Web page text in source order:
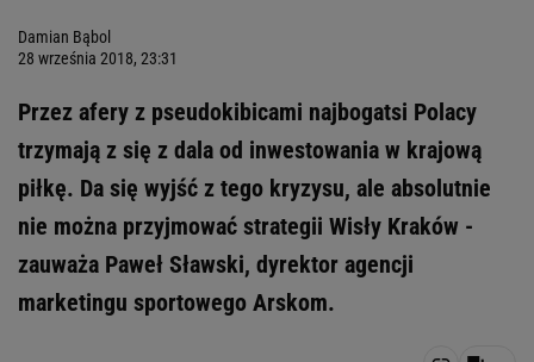
Damian Bąbol
28 września 2018, 23:31
Przez afery z pseudokibicami najbogatsi Polacy
trzymają z się z dala od inwestowania w krajową
piłkę. Da się wyjść z tego kryzysu, ale absolutnie
nie można przyjmować strategii Wisły Kraków -
zauważa Paweł Sławski, dyrektor agencji
marketingu sportowego Arskom.